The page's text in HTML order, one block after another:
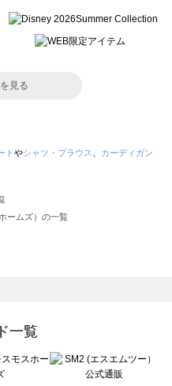
見る
ト やシャツ・ブラウス
カーディガン
ームズ）の一覧
マンサモスモス）の一覧
ー）の一覧
覧
一覧